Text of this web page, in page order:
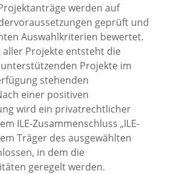
werden auf
geprüft und
Auswahlkriterien bewertet.
Projekte entsteht die
Projekte im
stehenden
einer positiven
wird ein privatrechtlicher
ILE-Zusammenschluss „ILE-
Träger des ausgewählten
in dem die
geregelt werden.